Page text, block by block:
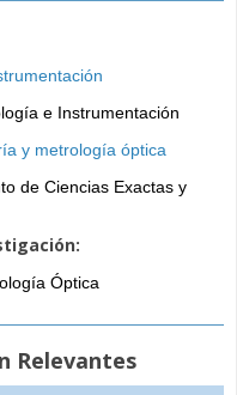
e Instrumentación
y metrología óptica
de Ciencias Exactas y
Óptica
Relevantes